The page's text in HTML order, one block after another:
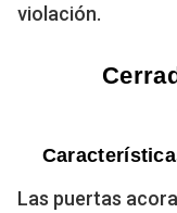
violación.
Las puertas